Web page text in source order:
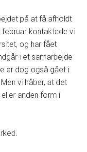
på at få afholdt
kontaktede vi
og har fået
i et samarbejde
er dog også gået i
vi håber, at det
anden form i